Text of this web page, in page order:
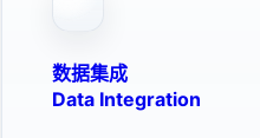
数据集成
Data Integration